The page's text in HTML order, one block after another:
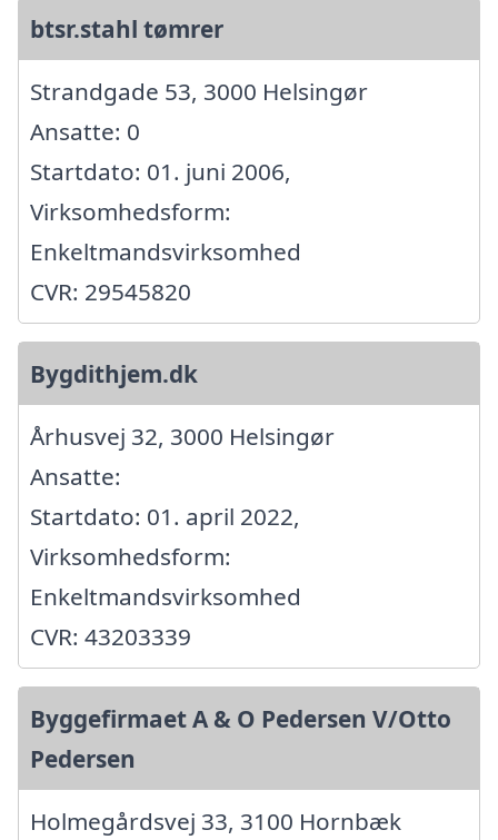
btsr.stahl tømrer
Strandgade 53, 3000 Helsingør
Ansatte: 0
Startdato: 01. juni 2006,
Virksomhedsform:
Enkeltmandsvirksomhed
CVR: 29545820
Bygdithjem.dk
Århusvej 32, 3000 Helsingør
Ansatte:
Startdato: 01. april 2022,
Virksomhedsform:
Enkeltmandsvirksomhed
CVR: 43203339
Byggefirmaet A & O Pedersen V/Otto
Pedersen
Holmegårdsvej 33, 3100 Hornbæk